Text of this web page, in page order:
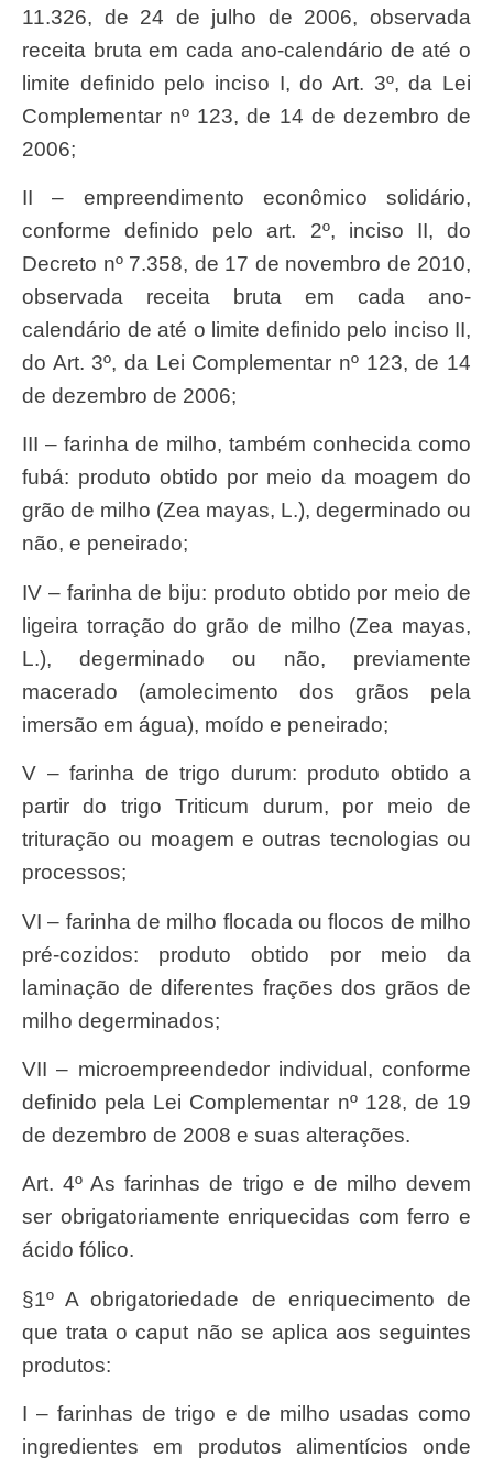
11.326, de 24 de julho de 2006, observada
receita bruta em cada ano-calendário de até o
limite definido pelo inciso I, do Art. 3º, da Lei
Complementar nº 123, de 14 de dezembro de
2006;
II – empreendimento econômico solidário,
conforme definido pelo art. 2º, inciso II, do
Decreto nº 7.358, de 17 de novembro de 2010,
observada receita bruta em cada ano-
calendário de até o limite definido pelo inciso II,
do Art. 3º, da Lei Complementar nº 123, de 14
de dezembro de 2006;
III – farinha de milho, também conhecida como
fubá: produto obtido por meio da moagem do
grão de milho (Zea mayas, L.), degerminado ou
não, e peneirado;
IV – farinha de biju: produto obtido por meio de
ligeira torração do grão de milho (Zea mayas,
L.), degerminado ou não, previamente
macerado (amolecimento dos grãos pela
imersão em água), moído e peneirado;
V – farinha de trigo durum: produto obtido a
partir do trigo Triticum durum, por meio de
trituração ou moagem e outras tecnologias ou
processos;
VI – farinha de milho flocada ou flocos de milho
pré-cozidos: produto obtido por meio da
laminação de diferentes frações dos grãos de
milho degerminados;
VII – microempreendedor individual, conforme
definido pela Lei Complementar nº 128, de 19
de dezembro de 2008 e suas alterações.
Art. 4º As farinhas de trigo e de milho devem
ser obrigatoriamente enriquecidas com ferro e
ácido fólico.
§1º A obrigatoriedade de enriquecimento de
que trata o caput não se aplica aos seguintes
produtos:
I – farinhas de trigo e de milho usadas como
ingredientes em produtos alimentícios onde